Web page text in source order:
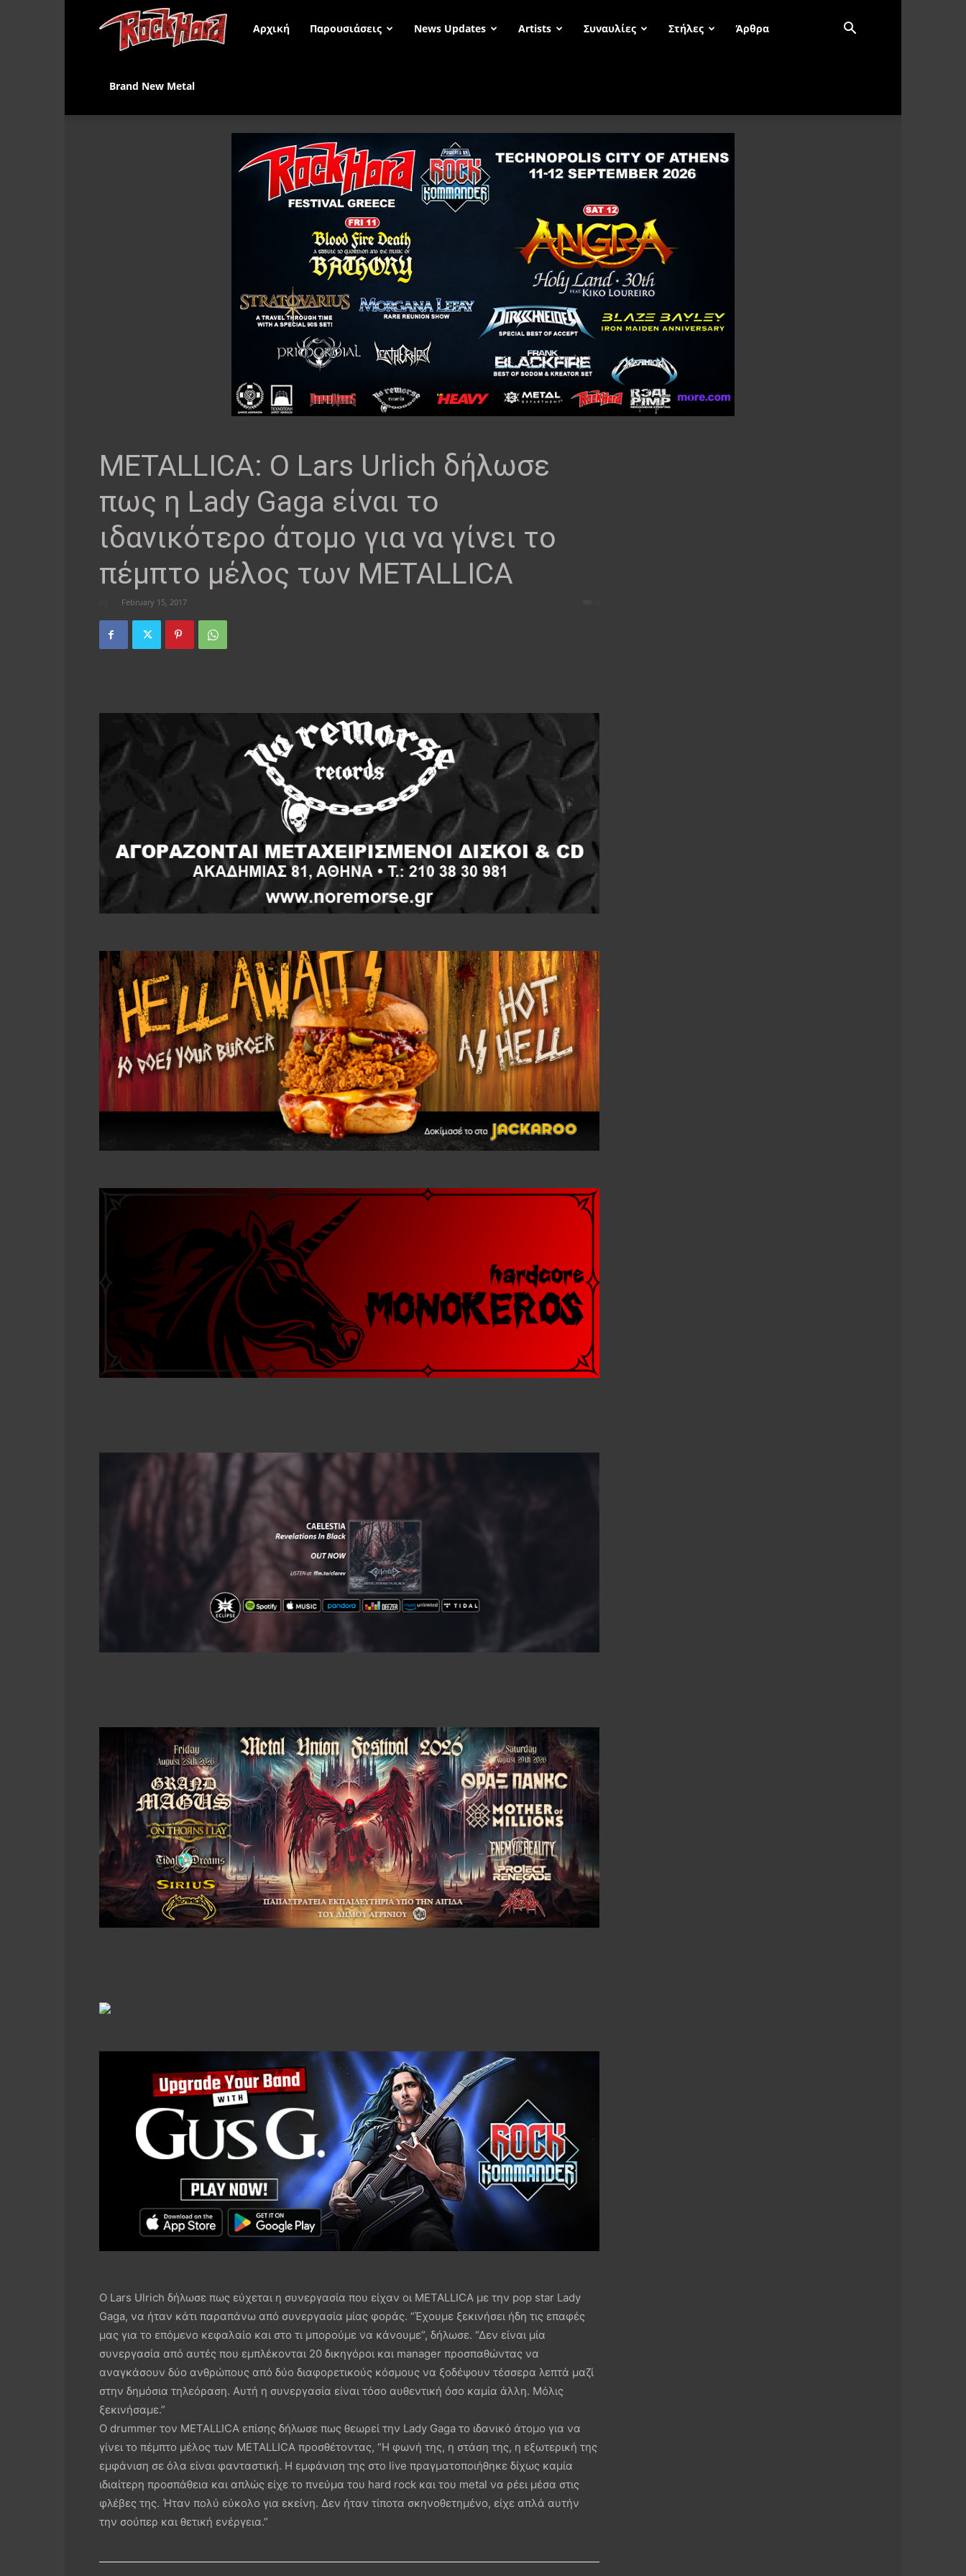
Rock
Αρχική Παρουσιάσεις News Updates Artists Συναυλίες Στήλες Άρθρα
Brand New Metal
METALLICA: Ο Lars Urlich δήλωσε
πως η Lady Gaga είναι το
ιδανικότερο άτομο για να γίνει το
πέμπτο μέλος των METALLICA
February 15, 2017
Ο Lars Ulrich δήλωσε πως εύχεται η συνεργασία που είχαν οι METALLICA με την pop star Lady
Gaga, να ήταν κάτι παραπάνω από συνεργασία μίας φοράς. “Έχουμε ξεκινήσει ήδη τις επαφές
μας για το επόμενο κεφαλαίο και στο τι μπορούμε να κάνουμε”, δήλωσε. “Δεν είναι μία
συνεργασία από αυτές που εμπλέκονται 20 δικηγόροι και manager προσπαθώντας να
αναγκάσουν δύο ανθρώπους από δύο διαφορετικούς κόσμους να ξοδέψουν τέσσερα λεπτά μαζί
στην δημόσια τηλεόραση. Αυτή η συνεργασία είναι τόσο αυθεντική όσο καμία άλλη. Μόλις
ξεκινήσαμε.”
Ο drummer τον METALLICA επίσης δήλωσε πως θεωρεί την Lady Gaga το ιδανικό άτομο για να
γίνει το πέμπτο μέλος των METALLICA προσθέτοντας, “Η φωνή της, η στάση της, η εξωτερική της
εμφάνιση σε όλα είναι φανταστική. Η εμφάνιση της στο live πραγματοποιήθηκε δίχως καμία
ιδιαίτερη προσπάθεια και απλώς είχε το πνεύμα του hard rock και του metal να ρέει μέσα στις
φλέβες της. Ήταν πολύ εύκολο για εκείνη. Δεν ήταν τίποτα σκηνοθετημένο, είχε απλά αυτήν
την σούπερ και θετική ενέργεια.”